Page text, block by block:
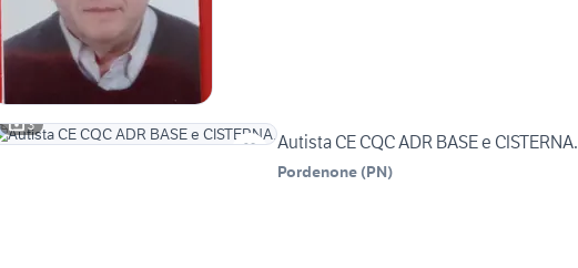
3
Autista CE CQC ADR BASE e CISTERNA.
Pordenone (PN)